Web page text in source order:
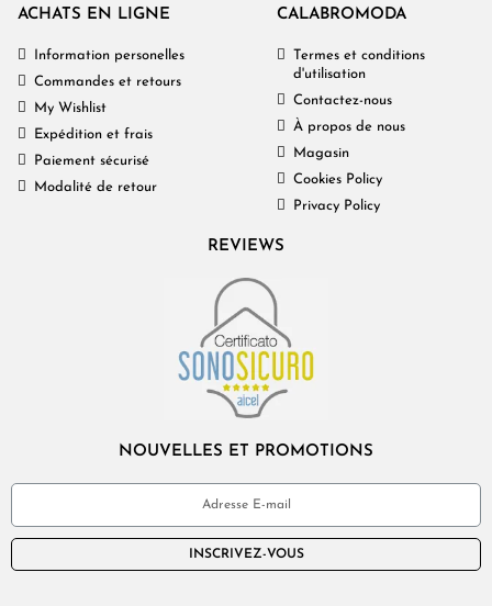
ACHATS EN LIGNE
Information personelles
Commandes et retours
My Wishlist
Expédition et frais
Paiement sécurisé
Modalité de retour
CALABROMODA
Termes et conditions
d'utilisation
Contactez-nous
À propos de nous
Magasin
Cookies Policy
Privacy Policy
REVIEWS
NOUVELLES ET PROMOTIONS
INSCRIVEZ-VOUS